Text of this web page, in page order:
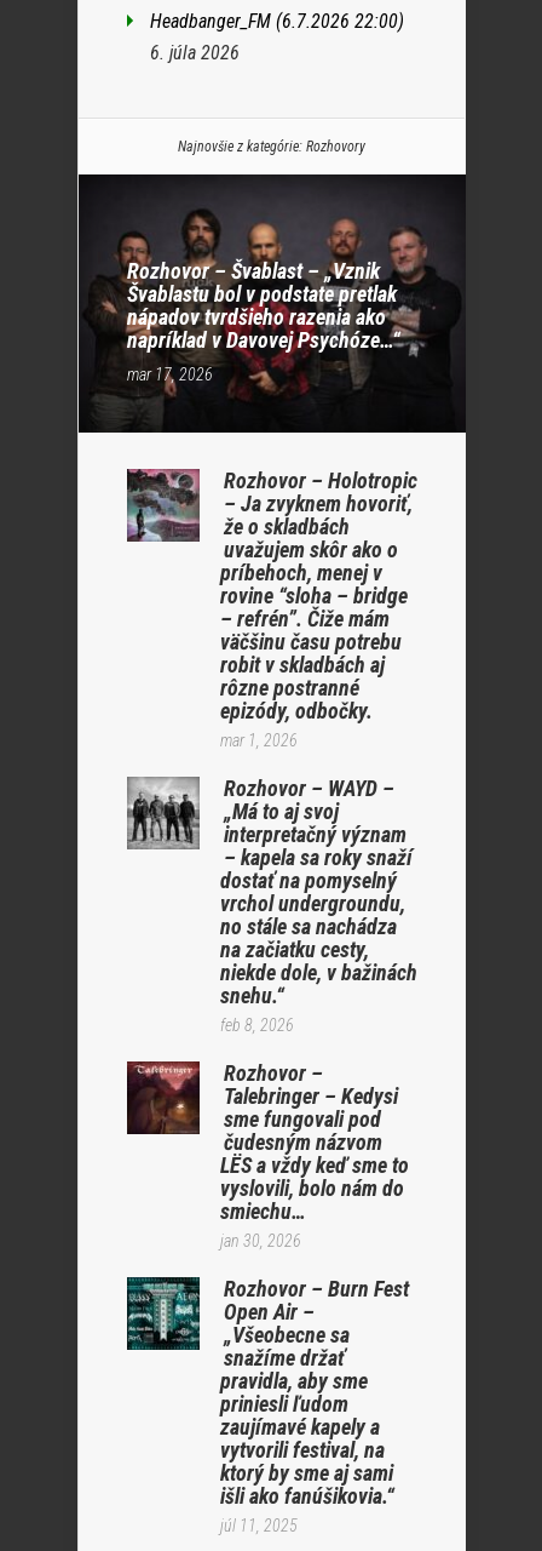
Headbanger_FM (6.7.2026 22:00)
6. júla 2026
Najnovšie z kategórie: Rozhovory
Rozhovor – Švablast – „Vznik
Švablastu bol v podstate pretlak
nápadov tvrdšieho razenia ako
napríklad v Davovej Psychóze…“
mar 17, 2026
Rozhovor – Holotropic
– Ja zvyknem hovoriť,
že o skladbách
uvažujem skôr ako o
príbehoch, menej v
rovine “sloha – bridge
– refrén”. Čiže mám
väčšinu času potrebu
robit v skladbách aj
rôzne postranné
epizódy, odbočky.
mar 1, 2026
Rozhovor – WAYD –
„Má to aj svoj
interpretačný význam
– kapela sa roky snaží
dostať na pomyselný
vrchol undergroundu,
no stále sa nachádza
na začiatku cesty,
niekde dole, v bažinách
snehu.“
feb 8, 2026
Rozhovor –
Talebringer – Kedysi
sme fungovali pod
čudesným názvom
LËS a vždy keď sme to
vyslovili, bolo nám do
smiechu…
jan 30, 2026
Rozhovor – Burn Fest
Open Air –
„Všeobecne sa
snažíme držať
pravidla, aby sme
priniesli ľudom
zaujímavé kapely a
vytvorili festival, na
ktorý by sme aj sami
išli ako fanúšikovia.“
júl 11, 2025